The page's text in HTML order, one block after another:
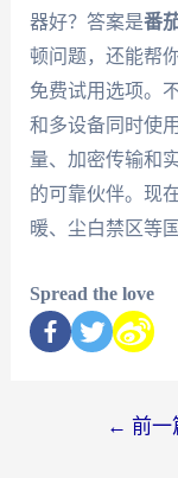
器好？答案是番
顿问题，还能帮
免费试用选项。
和多设备同时使
量、加密传输和
的可靠伙伴。现
暖、尘白禁区等
Spread the love
← 前一